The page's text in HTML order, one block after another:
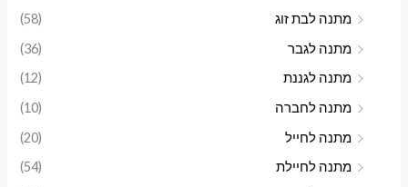
מתנה לבת זוג
(58)
מתנה לגבר
(36)
מתנה לגננת
(12)
מתנה לחברה
(10)
מתנה לחייל
(20)
מתנה לחיילת
(54)